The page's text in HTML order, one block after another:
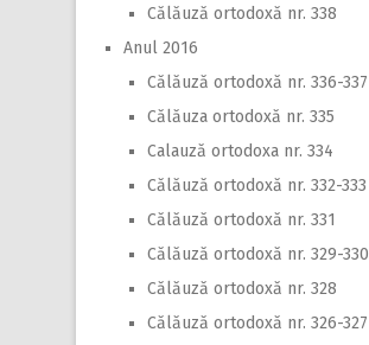
Călăuză ortodoxă nr. 338
Anul 2016
Călăuză ortodoxă nr. 336-337
Călăuza ortodoxă nr. 335
Calauză ortodoxa nr. 334
Călăuză ortodoxă nr. 332-333
Călăuză ortodoxă nr. 331
Călăuză ortodoxă nr. 329-330
Călăuză ortodoxă nr. 328
Călăuză ortodoxă nr. 326-327